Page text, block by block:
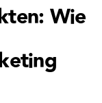
Wie